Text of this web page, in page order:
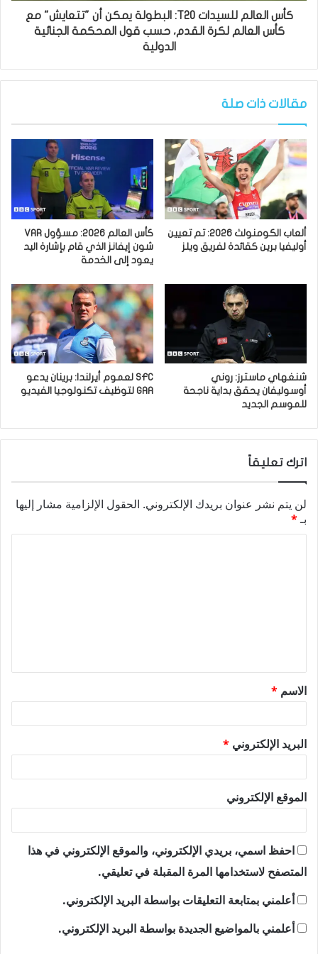
كأس العالم للسيدات T20: البطولة يمكن أن "تتعايش" مع
كأس العالم لكرة القدم، حسب قول المحكمة الجنائية
الدولية
مقالات ذات صلة
ألعاب الكومنولث 2026: تم تعيين
أوليفيا برين كقائدة لفريق ويلز
كأس العالم 2026: مسؤول VAR
شون إيفانز الذي قام بإشارة اليد
يعود إلى الخدمة
شنغهاي ماسترز: روني
أوسوليفان يحقق بداية ناجحة
للموسم الجديد
SFC لعموم أيرلندا: برينان يدعو
GAA لتوظيف تكنولوجيا الفيديو
اترك تعليقاً
لن يتم نشر عنوان بريدك الإلكتروني. الحقول الإلزامية مشار إليها
بـ*
ق
*
الاسم *
البريد الإلكتروني *
الموقع الإلكتروني
احفظ اسمي، بريدي الإلكتروني، والموقع الإلكتروني في هذا
المتصفح لاستخدامها المرة المقبلة في تعليقي.
أعلمني بمتابعة التعليقات بواسطة البريد الإلكتروني.
أعلمني بالمواضيع الجديدة بواسطة البريد الإلكتروني.